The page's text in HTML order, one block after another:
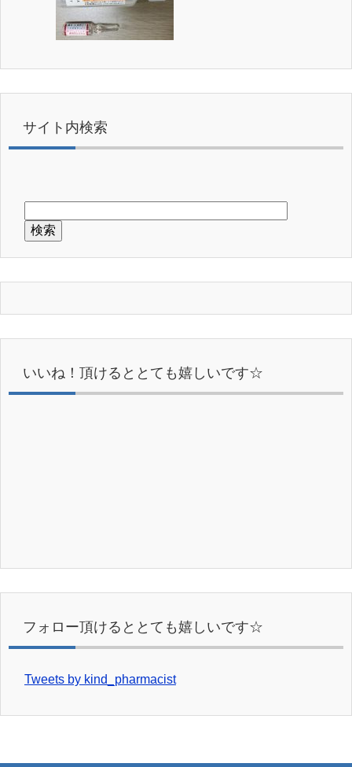
サイト内検索
いいね！頂けるととても嬉しいです☆
フォロー頂けるととても嬉しいです☆
Tweets by kind_pharmacist